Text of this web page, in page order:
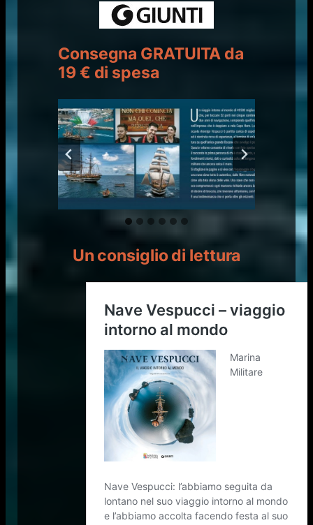
Consegna GRATUITA da
19 € di spesa
Un consiglio di lettura